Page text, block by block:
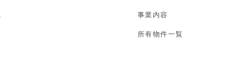
事業内容
所有物件一覧